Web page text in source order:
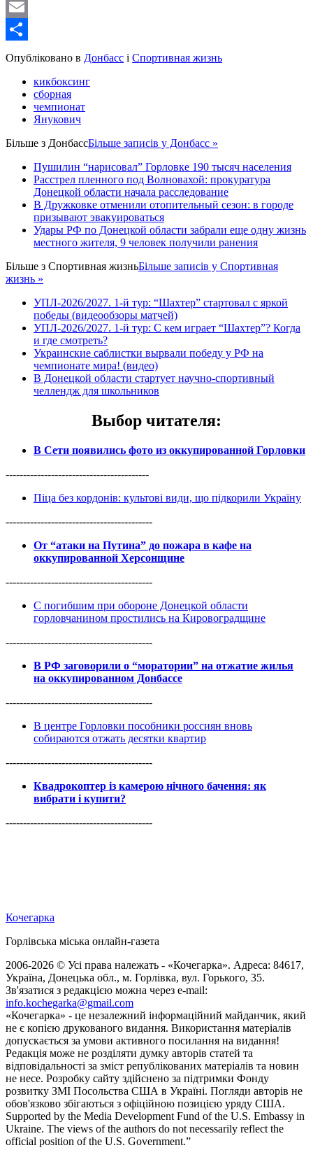
WordPress
Email
Share
Опубліковано в Донбасс і Спортивная жизнь
кикбоксинг
сборная
чемпионат
Янукович
Більше з ДонбассБільше записів у Донбасс »
Пушилин “нарисовал” Горловке 190 тысяч населения
Расстрел пленного под Волновахой: прокуратура
Донецкой области начала расследование
В Дружковке отменили отопительный сезон: в городе
призывают эвакуироваться
Удары РФ по Донецкой области забрали еще одну жизнь
местного жителя, 9 человек получили ранения
Більше з Спортивная жизньБільше записів у Спортивная
жизнь »
УПЛ-2026/2027. 1-й тур: “Шахтер” стартовал с яркой
победы (видеообзоры матчей)
УПЛ-2026/2027. 1-й тур: С кем играет “Шахтер”? Когда
и где смотреть?
Украинские саблистки вырвали победу у РФ на
чемпионате мира! (видео)
В Донецкой области стартует научно-спортивный
челлендж для школьников
Выбор читателя:
В Сети появились фото из оккупированной Горловки
-----------------------------------------
Піца без кордонів: культові види, що підкорили Україну
------------------------------------------
От “атаки на Путина” до пожара в кафе на
оккупированной Херсонщине
------------------------------------------
С погибшим при обороне Донецкой области
горловчанином простились на Кировоградщине
------------------------------------------
В РФ заговорили о “моратории” на отжатие жилья
на оккупированном Донбассе
------------------------------------------
В центре Горловки пособники россиян вновь
собираются отжать десятки квартир
------------------------------------------
Квадрокоптер із камерою нічного бачення: як
вибрати і купити?
------------------------------------------
Кочегарка
Горлівська міська онлайн-газета
2006-2026 © Усі права належать - «Кочегарка». Адреса: 84617,
Україна, Донецька обл., м. Горлівка, вул. Горького, 35.
Зв'язатися з редакцією можна через e-mail:
info.kochegarka@gmail.com
«Кочегарка» - це незалежний інформаційний майданчик, який
не є копією друкованого видання. Використання матеріалів
допускається за умови активного посилання на видання!
Редакція може не розділяти думку авторів статей та
відповідальності за зміст републікованих матеріалів та новин
не несе. Розробку сайту здійснено за підтримки Фонду
розвитку ЗМІ Посольства США в Україні. Погляди авторів не
обов'язково збігаються з офіційною позицією уряду США.
Supported by the Media Development Fund of the U.S. Embassy in
Ukraine. The views of the authors do not necessarily reflect the
official position of the U.S. Government.”